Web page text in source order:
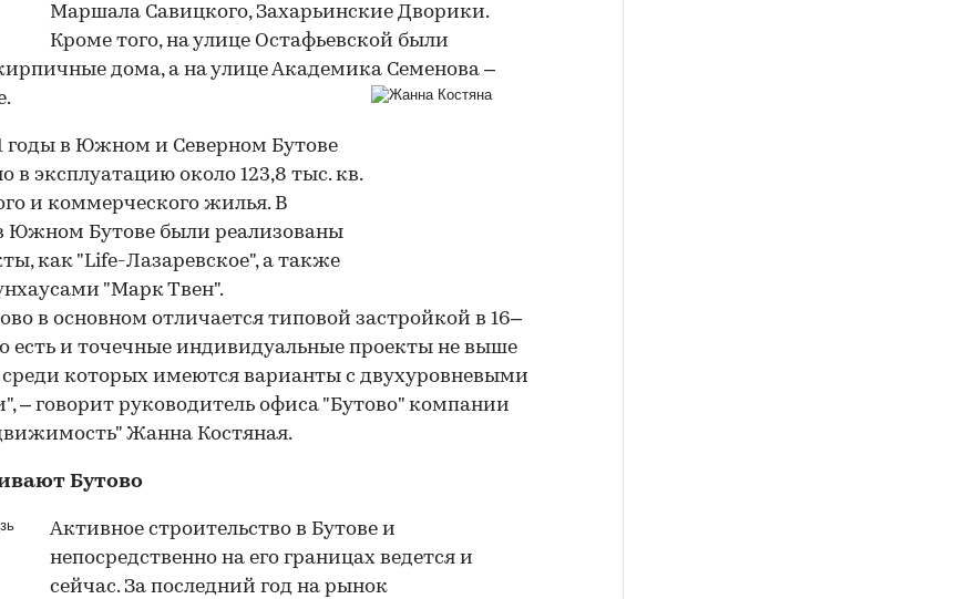
Маршала Савицкого, Захарьинские Дворики.
Кроме того, на улице Остафьевской были
дома, а на улице Академика Семенова –
годы в Южном и Северном Бутове
в эксплуатацию около 123,8 тыс. кв.
и коммерческого жилья. В
Южном Бутове были реализованы
как "Life-Лазаревское", а также
"Марк Твен".
в основном отличается типовой застройкой в 16–
есть и точечные индивидуальные проекты не выше
среди которых имеются варианты с двухуровневыми
– говорит руководитель офиса "Бутово" компании
Жанна Костяная.
Бутово
Активное строительство в Бутове и
непосредственно на его границах ведется и
сейчас. За последний год на рынок